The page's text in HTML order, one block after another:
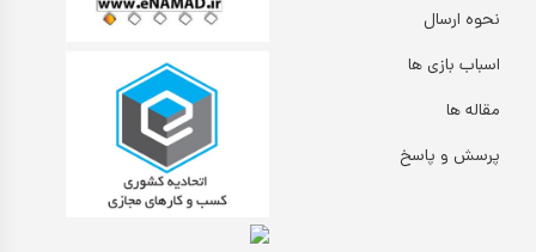
نحوه ارسال
اسباب بازی ها
مقاله ها
پرسش و پاسخ